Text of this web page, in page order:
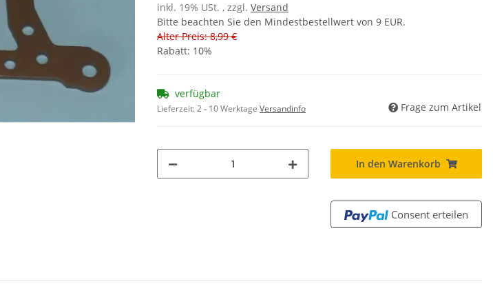
inkl. 19% USt. , zzgl. Versand
Bitte beachten Sie den Mindestbestellwert von 9 EUR.
Alter Preis: 8,99 €
Rabatt: 10%
verfügbar
Lieferzeit:2 - 10 Werktage Versandinfo Frage zum Artikel
In den Warenkorb
Consent erteilen